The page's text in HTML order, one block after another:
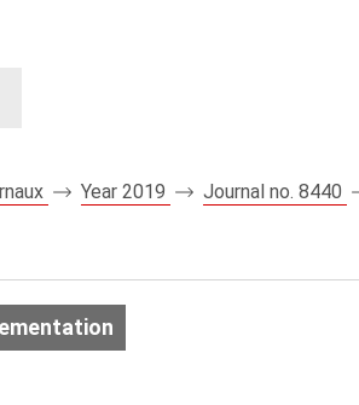
Year 2019 Journal no. 8440